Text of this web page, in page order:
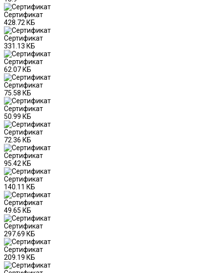
Сертификат
428.72 КБ
Сертификат
331.13 КБ
Сертификат
62.07 КБ
Сертификат
75.58 КБ
Сертификат
50.99 КБ
Сертификат
72.36 КБ
Сертификат
95.42 КБ
Сертификат
140.11 КБ
Сертификат
49.65 КБ
Сертификат
297.69 КБ
Сертификат
209.19 КБ